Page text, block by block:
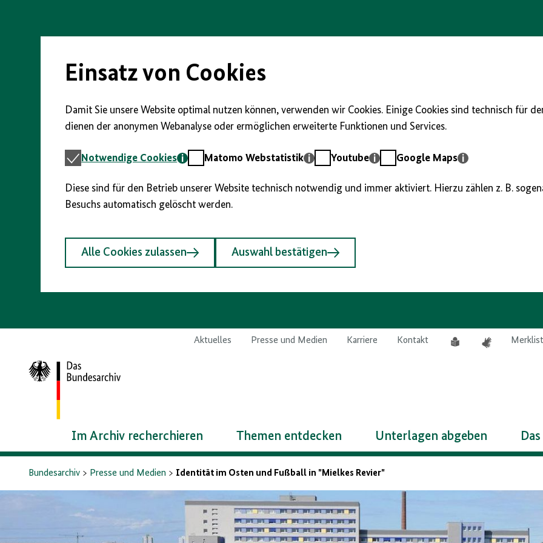
Seiteninhalt
Einsatz von Cookies
Damit Sie unsere Website optimal nutzen können, verwenden wir Cookies. Einige Cookies sind technisch für
dienen der anonymen Webanalyse oder ermöglichen erweiterte Funktionen und Services.
Notwendige
Notwendige Cookies
MatomoMatomo Webstatistik YoutubeYoutube
GoogleGoogle Maps
Diese sind für den Betrieb unserer Website technisch notwendig und immer aktiviert. Hierzu zählen z. B.
Besuchs automatisch gelöscht werden.
Alle Cookies zulassen Auswahl bestätigen
Aktuelles Presse und Medien Karriere Kontakt
Leichte
Zur
Startseite
Im Archiv recherchieren Themen entdecken Unterlagen abgeben
Bundesarchiv Presse und Medien Identität im Osten und Fußball in "Mielkes Revier"